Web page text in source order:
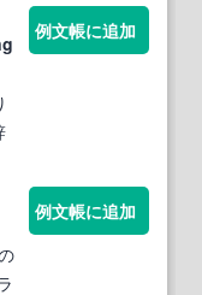
例文帳に追加
例文帳に追加